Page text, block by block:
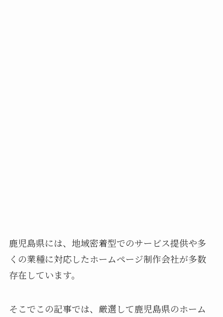
鹿児島県には、地域密着型でのサービス提供や多
くの業種に対応したホームページ制作会社が多数
存在しています。
そこでこの記事では、厳選して鹿児島県のホーム